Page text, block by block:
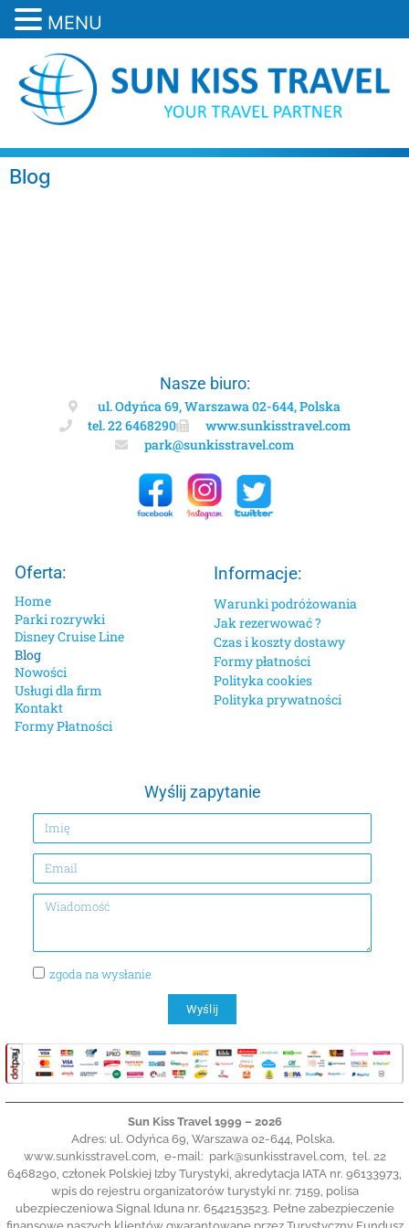
Blog
Nasze biuro:
ul. Odyńca 69, Warszawa 02-644, Polska
tel. 22 6468290
www.sunkisstravel.com
park@sunkisstravel.com
Oferta:
Home
Parki rozrywki
Disney Cruise Line
Blog
Nowości
Usługi dla firm
Kontakt
Formy Płatności
Informacje:
Warunki podróżowania
Jak rezerwować ?
Czas i koszty dostawy
Formy płatności
Polityka cookies
Polityka prywatności
Wyślij zapytanie
zgoda na wysłanie
Wyślij
Sun Kiss Travel 1999 – 2026
Adres: ul. Odyńca 69, Warszawa 02-644, Polska.
www.sunkisstravel.com, e-mail: park@sunkisstravel.com, tel. 22
6468290, członek Polskiej Izby Turystyki, akredytacja IATA nr. 96133973,
wpis do rejestru organizatorów turystyki nr. 7159, polisa
ubezpieczeniowa Signal Iduna nr. 6542153523. Pełne zabezpieczenie
MENU